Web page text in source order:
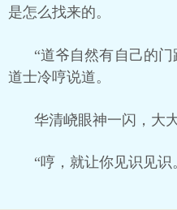
是怎么找来的。
“道爷自然有自己的
道士冷哼说道。
华清峣眼神一闪，大
“哼，就让你见识见识